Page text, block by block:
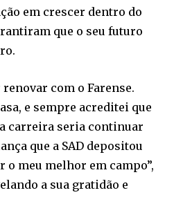
em crescer dentro do
que o seu futuro
com o Farense.
e sempre acreditei que
carreira seria continuar
que a SAD depositou
o meu melhor em campo”,
a sua gratidão e